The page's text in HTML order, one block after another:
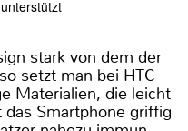
stark von dem der
setzt man bei HTC
Materialien, die leicht
Smartphone griffig